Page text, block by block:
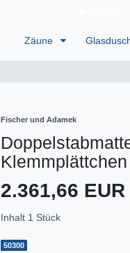
Zäune
Fischer und Adamek
2.361,66 EUR
Inhalt 1 Stück
50300